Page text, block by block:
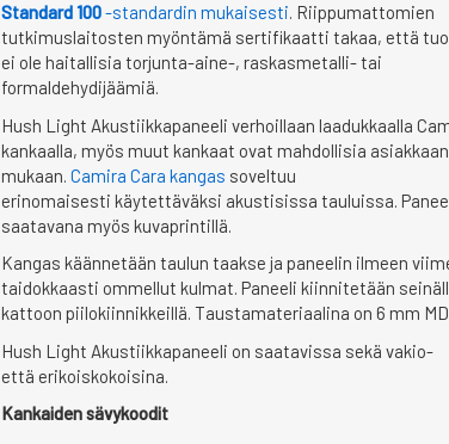
Standard 100-standardin mukaisesti. Riippumattomien
tutkimuslaitosten myöntämä sertifikaatti takaa, että
ei ole haitallisia torjunta-aine-, raskasmetalli- tai
formaldehydijäämiä.
Hush Light Akustiikkapaneeli verhoillaan laadukkaalla
kankaalla, myös muut kankaat ovat mahdollisia
mukaan. Camira Cara kangas soveltuu
erinomaisesti käytettäväksi akustisissa tauluissa.
saatavana myös kuvaprintillä.
Kangas käännetään taulun taakse ja paneelin ilmeen
taidokkaasti ommellut kulmat. Paneeli kiinnitetään
kattoon piilokiinnikkeillä. Taustamateriaalina on 6 mm
Hush Light Akustiikkapaneeli on saatavissa sekä vakio-
että erikoiskokoisina.
Kankaiden sävykoodit